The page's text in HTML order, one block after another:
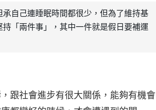
自己連睡眠時間都很少，但為了維持基
「兩件事」，其中一件就是假日要補運
跟社會進步有很大關係，能夠有機會